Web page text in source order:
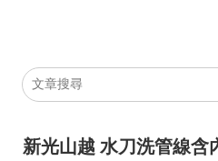
新光山越 水刀洗管線含